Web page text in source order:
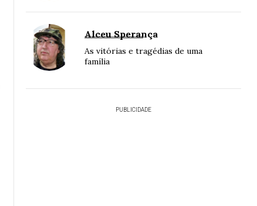
Alceu Sperança
As vitórias e tragédias de uma
família
PUBLICIDADE